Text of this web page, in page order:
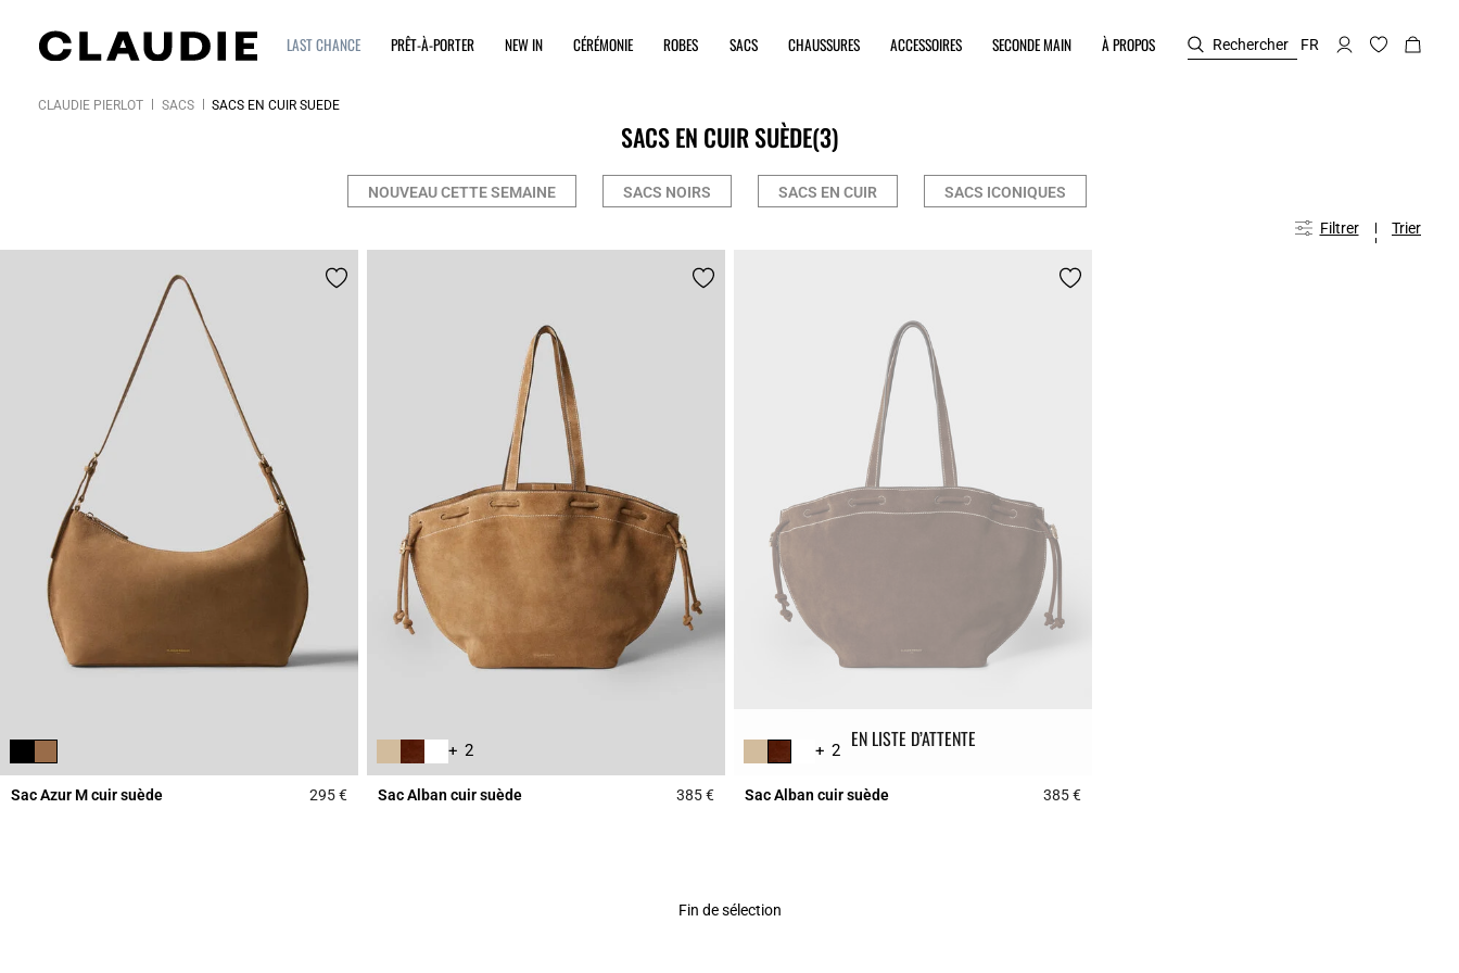
LAST CHANCE PRÊT-À-PORTER NEW IN CÉRÉMONIE ROBES SACS CHAUSSURES ACCESSOIRES SECONDE MAIN À PROPOS Rechercher FR
CLAUDIE PIERLOT SACS SACS EN CUIR SUÈDE
SACS EN CUIR SUÈDE(3)
NOUVEAU CETTE SEMAINE SACS NOIRS SACS EN CUIR SACS ICONIQUES
Filtrer Trier
Sac Azur M cuir suède 295 €5 out of 5 Customer Rating
+ 2
Sac Alban cuir suède 385 €3,6 out of 5 Customer Rating
EN LISTE D’ATTENTE
+ 2
Sac Alban cuir suède 385 €5 out of 5 Customer Rating
Fin de sélection